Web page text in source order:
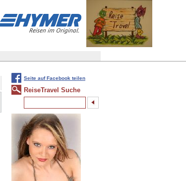
Seite auf Facebook teilen
ReiseTravel Suche